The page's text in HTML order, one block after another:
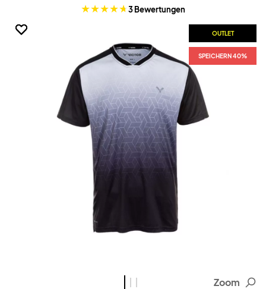
3 Bewertungen
OUTLET
SPEICHERN 40%
OUTLET
SPEICHERN 40%
OUTLET
SPEICHERN 40%
Zoom